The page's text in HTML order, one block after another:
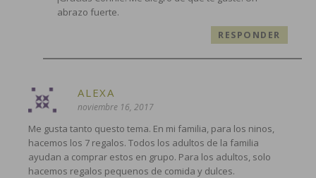
abrazo fuerte.
RESPONDER
ALEXA
noviembre 16, 2017
Me gusta tanto questo tema. En mi familia, para los ninos,
hacemos los 7 regalos. Todos los adultos de la familia
ayudan a comprar estos en grupo. Para los adultos, solo
hacemos regalos pequenos de comida y dulces.